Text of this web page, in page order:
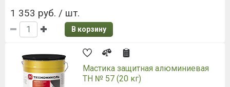
1 353 руб. / шт.
В корзину
Мастика защитная алюминиевая
ТН № 57 (20 кг)